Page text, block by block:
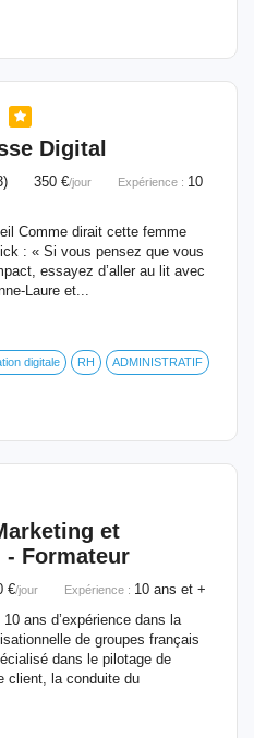
Digital
350 €/jour Expérience : 10
Comme dirait cette femme
: « Si vous pensez que vous
essayez d’aller au lit avec
Laure et...
digitale RH ADMINISTRATIF
et
Formateur
€/jour Expérience : 10 ans et +
ans d’expérience dans la
de groupes français
dans le pilotage de
client, la conduite du